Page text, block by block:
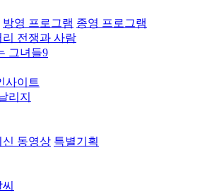
방영 프로그램 종영 프로그램
리 전쟁과 사람
그녀들9
사이트
리지
신 동영상 특별기획